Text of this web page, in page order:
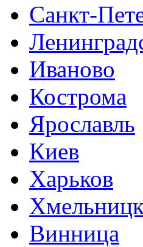
Санкт-
Иваново
Кострома
Ярославль
Киев
Харьков
Винница